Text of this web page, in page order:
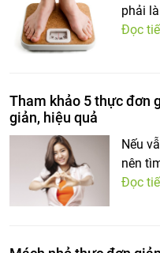
phải
Đọc
Tham khảo 5 thực đơn
giản, hiệu quả
Nếu
nên
Đọc